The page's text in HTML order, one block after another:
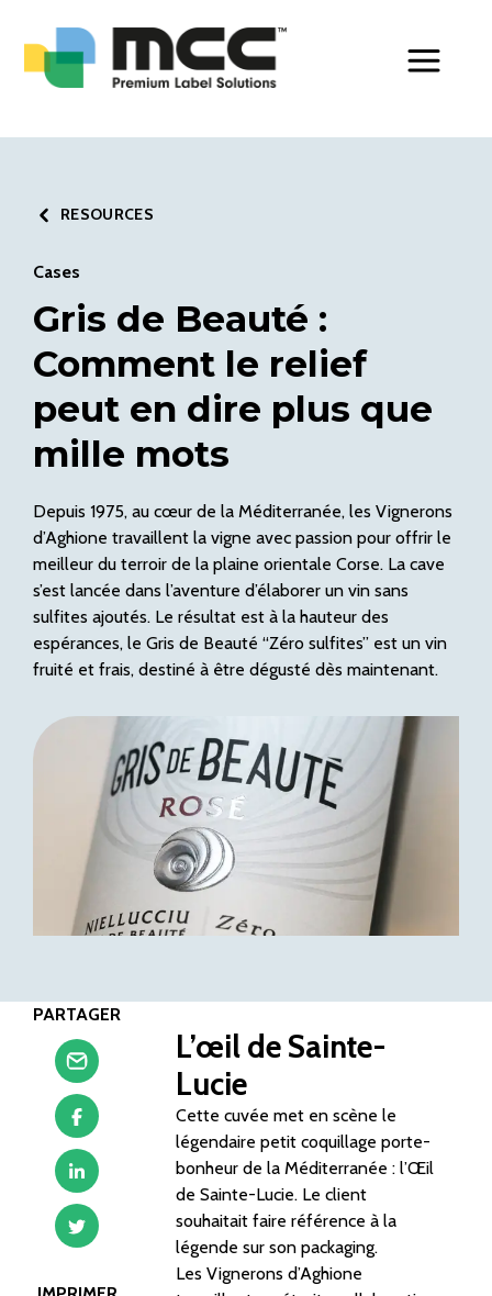
RESOURCES
Cases
Gris de Beauté :
Comment le relief
peut en dire plus que
mille mots
Depuis 1975, au cœur de la Méditerranée, les Vignerons
d’Aghione travaillent la vigne avec passion pour offrir le
meilleur du terroir de la plaine orientale Corse. La cave
s’est lancée dans l’aventure d’élaborer un vin sans
sulfites ajoutés. Le résultat est à la hauteur des
espérances, le Gris de Beauté “Zéro sulfites” est un vin
fruité et frais, destiné à être dégusté dès maintenant.
PARTAGER
L’œil de Sainte-
Lucie
Cette cuvée met en scène le
légendaire petit coquillage porte-
bonheur de la Méditerranée : l’Œil
de Sainte-Lucie. Le client
souhaitait faire référence à la
légende sur son packaging.
Les Vignerons d’Aghione